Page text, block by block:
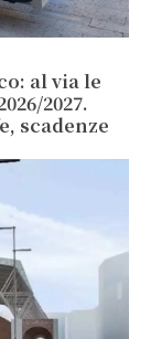
al via le
2027.
scadenze